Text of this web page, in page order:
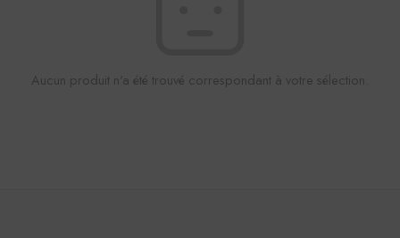
Aucun produit n'a été trouvé correspondant à votre sélection.